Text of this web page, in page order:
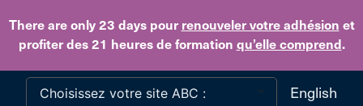
There are only 23 dayspour renouveler votre adhésion et
profiter des 21 heures de formation qu’elle comprend.
Skip to main content
English